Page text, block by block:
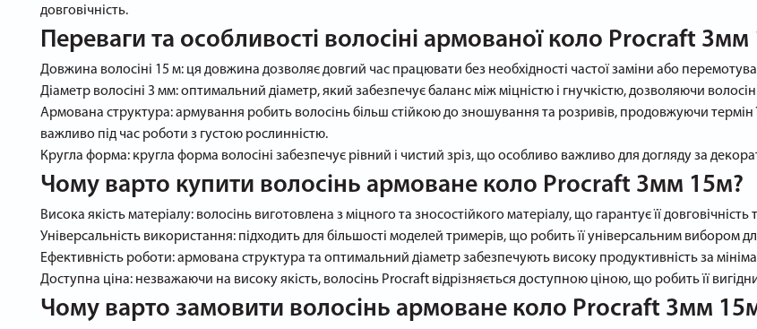
довговічність.
Переваги та особливості волосіні армованої коло Procraft
Довжина волосіні 15 м: ця довжина дозволяє довгий час працювати без необхідності частої заміни або
Діаметр волосіні 3 мм: оптимальний діаметр, який забезпечує баланс між міцністю і гнучкістю, дозволяючи
Армована структура: армування робить волосінь більш стійкою до зношування та розривів, продовжуючи термін
важливо під час роботи з густою рослинністю.
Кругла форма: кругла форма волосіні забезпечує рівний і чистий зріз, що особливо важливо для догляду за
Чому варто купити волосінь армоване коло Procraft 3мм 15м?
Висока якість матеріалу: волосінь виготовлена з міцного та зносостійкого матеріалу, що гарантує її довговічність
Універсальність використання: підходить для більшості моделей тримерів, що робить її універсальним вибором
Ефективність роботи: армована структура та оптимальний діаметр забезпечують високу продуктивність за
Доступна ціна: незважаючи на високу якість, волосінь Procraft відрізняється доступною ціною, що робить її
Чому варто замовити волосінь армоване коло Procraft 3мм